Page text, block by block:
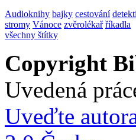
Audioknihy bajky cestování
stromy Vánoce zvěrolékař říkadla
všechny štítky
Copyright
Uvedená
Uveďte